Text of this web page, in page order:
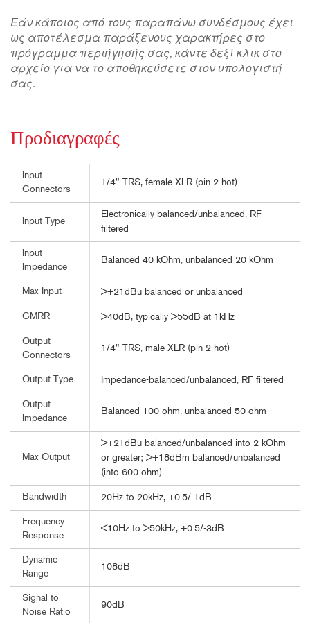
Εάν κάποιος από τους παραπάνω συνδέσμους έχει
ως αποτέλεσμα παράξενους χαρακτήρες στο
πρόγραμμα περιήγησής σας, κάντε δεξί κλικ στο
αρχείο για να το αποθηκεύσετε στον υπολογιστή
σας.
Προδιαγραφές
Input
Connectors
1/4" TRS, female XLR (pin 2 hot)
Input Type
Electronically balanced/unbalanced, RF
filtered
Input
Impedance
Balanced 40 kOhm, unbalanced 20 kOhm
Max Input >+21dBu balanced or unbalanced
CMRR >40dB, typically >55dB at 1kHz
Output
Connectors
1/4" TRS, male XLR (pin 2 hot)
Output Type Impedance-balanced/unbalanced, RF filtered
Output
Impedance
Balanced 100 ohm, unbalanced 50 ohm
Max Output
>+21dBu balanced/unbalanced into 2 kOhm
or greater; >+18dBm balanced/unbalanced
(into 600 ohm)
Bandwidth 20Hz to 20kHz, +0.5/-1dB
Frequency
Response
<10Hz to >50kHz, +0.5/-3dB
Dynamic
Range
108dB
Signal to
Noise Ratio
90dB